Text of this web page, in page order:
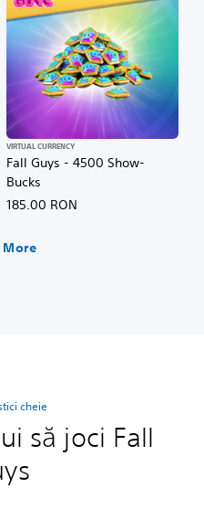
Fall Guys - 4500 Show-
Bucks
VIRTUAL CURRENCY
185.00 RON
More
cheie
să joci Fall